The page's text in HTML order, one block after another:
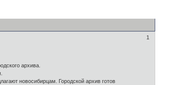
1
архива.
новосибирцам. Городской архив готов